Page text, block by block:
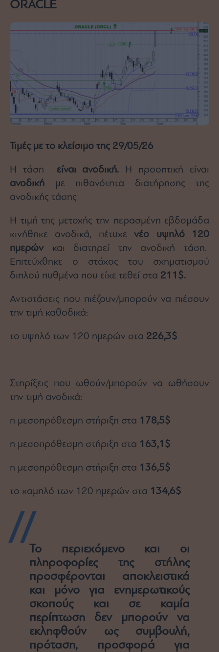
ORACLE
Τιμές με το κλείσιμο της 29/05/26
Η τάση είναι ανοδική.
Η προοπτική είναι
ανοδική με πιθανότητα διατήρησης της
ανοδικής τάσης
Η τιμή της μετοχής την περασμένη εβδομάδα
κινήθηκε ανοδικά, πέτυχενέο υψηλό 120
ημερών και διατηρεί την ανοδική τάση.
Επιτεύχθηκε ο στόχος του σχηματισμού
διπλού πυθμένα που είχε τεθεί στα 211$.
Αντιστάσεις που πιέζουν/μπορούν να πιέσουν
την τιμή καθοδικά:
το υψηλό των 120 ημερών στα 226,3$
Στηρίξεις που ωθούν/μπορούν να ωθήσουν
την τιμή ανοδικά:
η μεσοπρόθεσμη στήριξη στα 178,5$
η μεσοπρόθεσμη στήριξη στα 163,1$
η μεσοπρόθεσμη στήριξη στα 136,5$
το χαμηλό των 120 ημερών στα 134,6$
Το περιεχόμενο και οι
πληροφορίες της στήλης
προσφέρονται αποκλειστικά
και μόνο για ενημερωτικούς
σκοπούς και σε καμία
περίπτωση δεν μπορούν να
εκληφθούν ως συμβουλή,
πρόταση, προσφορά για